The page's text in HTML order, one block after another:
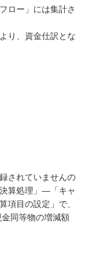
ロー」には集計さ
り、資金仕訳とな
されていませんの
算処理」―「キャ
項目の設定」で、
同等物の増減額